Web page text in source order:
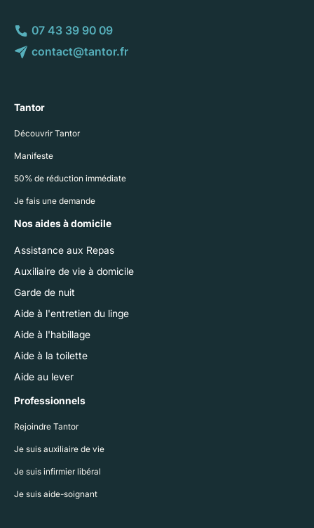
07 43 39 90 09
contact@tantor.fr
Tantor
Découvrir Tantor
Manifeste
50% de réduction immédiate
Je fais une demande
Nos aides à domicile
Assistance aux Repas
Auxiliaire de vie à domicile
Garde de nuit
Aide à l'entretien du linge
Aide à l'habillage
Aide à la toilette
Aide au lever
Professionnels
Rejoindre Tantor
Je suis auxiliaire de vie
Je suis infirmier libéral
Je suis aide-soignant